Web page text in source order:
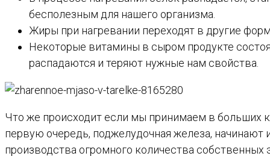
бесполезным для нашего организма.
Жиры при нагревании переходят в другие
Некоторые витамины в сыром продукте
распадаются и теряют нужные нам свойства.
Что же происходит если мы принимаем в больших
первую очередь, поджелудочная железа,
производства огромного количества